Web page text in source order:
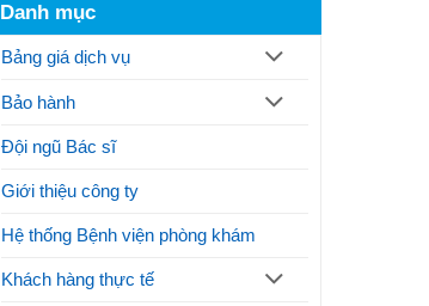
gì?
thẩm
Danh mục
Bảng giá dịch vụ
Bảo hành
Đội ngũ Bác sĩ
Giới thiệu công ty
Hệ thống Bệnh viện phòng khám
Khách hàng thực tế